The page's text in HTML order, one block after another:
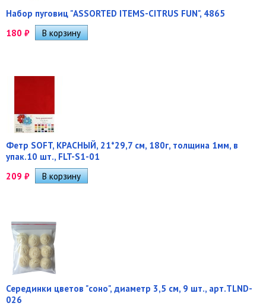
Набор пуговиц "ASSORTED ITEMS-CITRUS FUN", 4865
180 ₽
Фетр SOFT, КРАСНЫЙ, 21*29,7 см, 180г, толщина 1мм, в
упак.10 шт., FLT-S1-01
209 ₽
Серединки цветов "соно", диаметр 3,5 см, 9 шт., арт.TLND-
026